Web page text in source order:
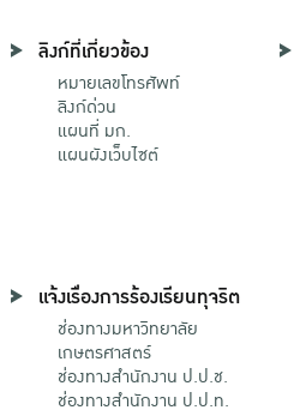
ลิงก์ที่เกี่ยวข้อง
หมายเลขโทรศัพท์
ลิงก์ด่วน
แผนที่ มก.
แผนผังเว็บไซต์
แจ้งเรื่องการร้องเรียนทุจริต
ช่องทางมหาวิทยาลัย
เกษตรศาสตร์
ช่องทางสำนักงาน ป.ป.ช.
ช่องทางสำนักงาน ป.ป.ท.